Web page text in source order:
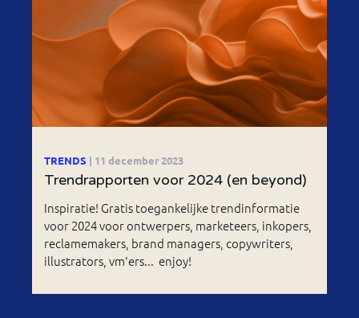
TRENDS | 11 december 2023
Trendrapporten voor 2024 (en beyond)
Inspiratie! Gratis toegankelijke trendinformatie
voor 2024 voor ontwerpers, marketeers, inkopers,
reclamemakers, brand managers, copywriters,
illustrators, vm'ers... enjoy!